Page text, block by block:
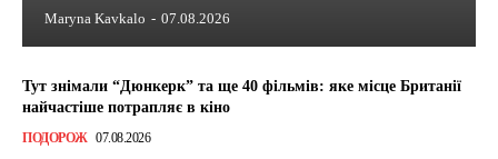
Maryna Kavkalo - 07.08.2026
Тут знімали “Дюнкерк” та ще 40 фільмів: яке місце Британії
найчастіше потрапляє в кіно
ПОДОРОЖ 07.08.2026